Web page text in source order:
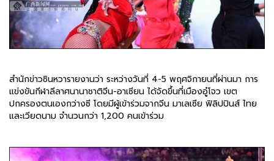
สำนักข่าวซินหวารายงานว่า ระหว่างวันที่ 4-5 พฤศจิกายนที่ผ่านมา การ
แข่งขันกีฬาลีลาศนานาชาติจีน-อาเซียน ได้จัดขึ้นที่เมืองอู๋โจว เขต
ปกครองตนเองกว่างซี โดยมีผู้เข้าร่วมจากจีน มาเลเซีย ฟิลิปปินส์ ไทย
และเวียดนาม จำนวนกว่า 1,200 คนเข้าร่วม